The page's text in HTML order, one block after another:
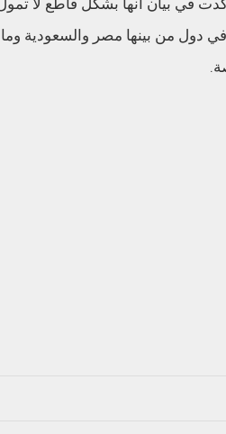
في بيان أنها بشكل قاطع لا
دول من بينها مصر والسعودية